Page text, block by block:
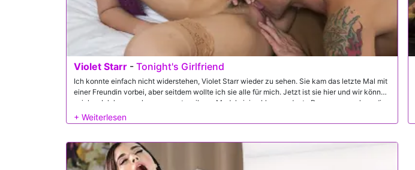
Violet Starr - Tonight's Girlfriend
Ich konnte einfach nicht widerstehen, Violet Starr wieder zu sehen. Sie kam das letzte Mal mit
einer Freundin vorbei, aber seitdem wollte ich sie alle für mich. Jetzt ist sie hier und wir können
spielen. Ich kann es kaum erwarten, ihrem Model einige blaue und rote Dessous zu sehen, die
ich für sie bestellt habe. Sie wird in jedem Set so gut aussehen, dass es schwierig sein wird zu
entscheiden, welche direkt in unseren geistreichen Sex führt. So oder so, ihr großer Arsch wird